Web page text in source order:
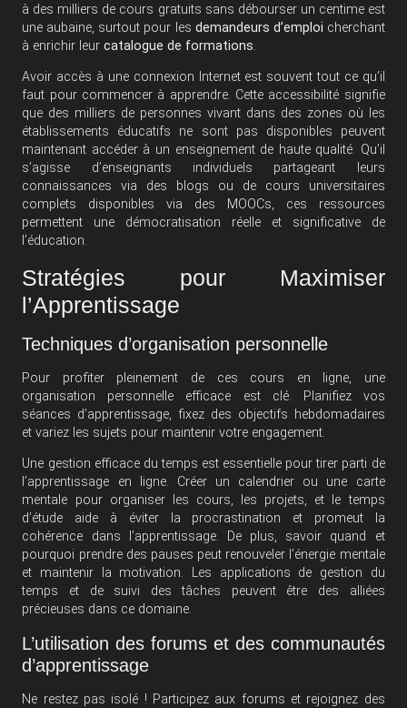
à des milliers de cours gratuits sans débourser un centime est
une aubaine, surtout pour les demandeurs d’emploi cherchant
à enrichir leurcatalogue de formations.
Avoir accès à une connexion Internet est souvent tout ce qu’il
faut pour commencer à apprendre. Cette accessibilité signifie
que des milliers de personnes vivant dans des zones où les
établissements éducatifs ne sont pas disponibles peuvent
maintenant accéder à un enseignement de haute qualité. Qu’il
s’agisse d’enseignants individuels partageant leurs
connaissances via des blogs ou de cours universitaires
complets disponibles via des MOOCs, ces ressources
permettent une démocratisation réelle et significative de
l’éducation.
Stratégies pour Maximiser
l’Apprentissage
Techniques d’organisation personnelle
Pour profiter pleinement de ces cours en ligne, une
organisation personnelle efficace est clé. Planifiez vos
séances d’apprentissage, fixez des objectifs hebdomadaires
et variez les sujets pour maintenir votre engagement.
Une gestion efficace du temps est essentielle pour tirer parti de
l’apprentissage en ligne. Créer un calendrier ou une carte
mentale pour organiser les cours, les projets, et le temps
d’étude aide à éviter la procrastination et promeut la
cohérence dans l’apprentissage. De plus, savoir quand et
pourquoi prendre des pauses peut renouveler l’énergie mentale
et maintenir la motivation. Les applications de gestion du
temps et de suivi des tâches peuvent être des alliées
précieuses dans ce domaine.
L’utilisation des forums et des communautés
d’apprentissage
Ne restez pas isolé ! Participez aux forums et rejoignez des